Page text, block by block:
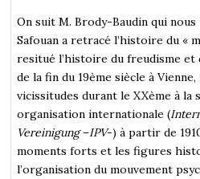
On suit M. Brody-Baudin qui
Safouan a retracé l’histoire du «
resitué l’histoire du freudisme et
de la fin du 19ème siècle à
vicissitudes durant le XXème à la
organisation internationale (
Vereinigung–IPV-) à partir de
moments forts et les figures
l’organisation du mouvement